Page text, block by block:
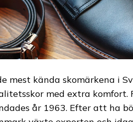
mest kända skomärkena i
med extra komfort.
år 1963. Efter att ha